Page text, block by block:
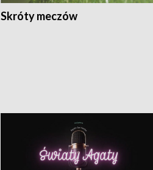
Skróty meczów